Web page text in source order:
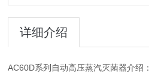
详细介绍
AC60D系列自动高压蒸汽灭菌器介绍：